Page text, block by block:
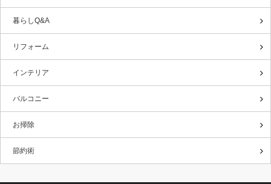
暮らしQ&A
リフォーム
インテリア
バルコニー
お掃除
節約術